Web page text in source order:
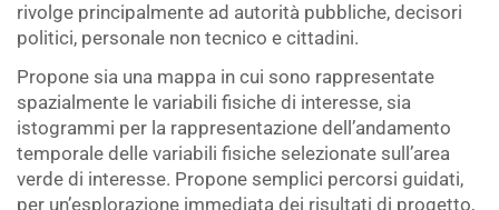
rivolge principalmente ad autorità pubbliche, decisori
politici, personale non tecnico e cittadini.
Propone sia una mappa in cui sono rappresentate
spazialmente le variabili fisiche di interesse, sia
istogrammi per la rappresentazione dell’andamento
temporale delle variabili fisiche selezionate sull’area
verde di interesse. Propone semplici percorsi guidati,
per un’esplorazione immediata dei risultati di progetto,